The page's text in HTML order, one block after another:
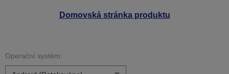
Domovská stránka produktu
Operační systém: